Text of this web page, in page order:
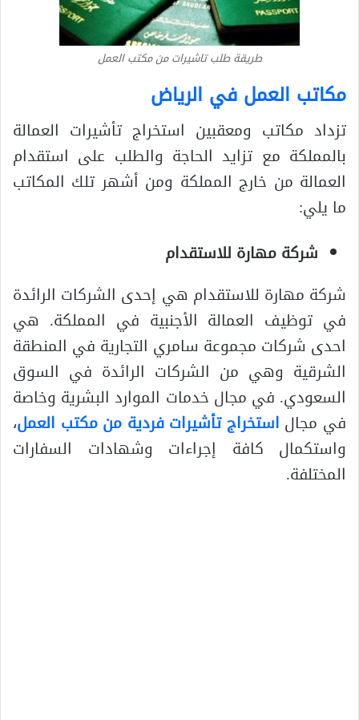
طريقة طلب تاشيرات من مكتب العمل
مكاتب العمل في الرياض
تزداد مكاتب ومعقبين استخراج تأشيرات العمالة
بالمملكة مع تزايد الحاجة والطلب على استقدام
العمالة من خارج المملكة ومن أشهر تلك المكاتب
ما يلي:
شركة مهارة للاستقدام
شركة مهارة للاستقدام هي إحدى الشركات الرائدة
في توظيف العمالة الأجنبية في المملكة. هي
احدى شركات مجموعة سامري التجارية في المنطقة
الشرقية وهي من الشركات الرائدة في السوق
السعودي. في مجال خدمات الموارد البشرية وخاصة
في مجال استخراج تأشيرات فردية من مكتب العمل،
واستكمال كافة إجراءات وشهادات السفارات
المختلفة.